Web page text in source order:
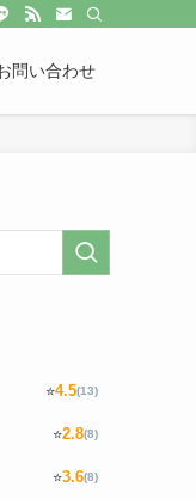
問い合わせ
⭐4.5(13)
⭐2.8(8)
⭐3.6(8)